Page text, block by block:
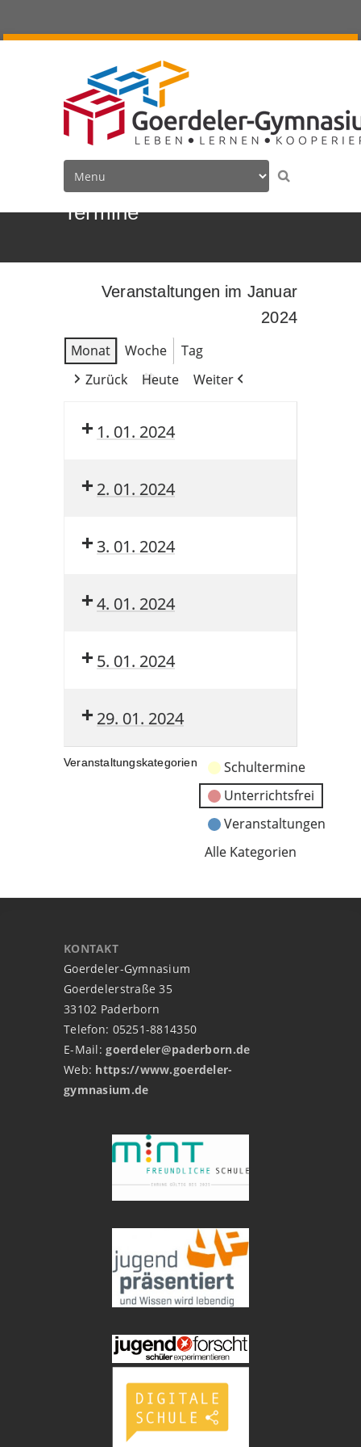
Termine
Veranstaltungen im Januar
2024
Monat
Woche
Tag
Zurück
Heute Weiter
1. 01. 2024
2. 01. 2024
3. 01. 2024
4. 01. 2024
5. 01. 2024
29. 01. 2024
Veranstaltungskategorien
Schultermine
Unterrichtsfrei
Veranstaltungen
Alle Kategorien
KONTAKT
Goerdeler-Gymnasium
Goerdelerstraße 35
33102 Paderborn
Telefon: 05251-8814350
E-Mail:goerdeler@paderborn.de
Web: https://www.goerdeler-
gymnasium.de